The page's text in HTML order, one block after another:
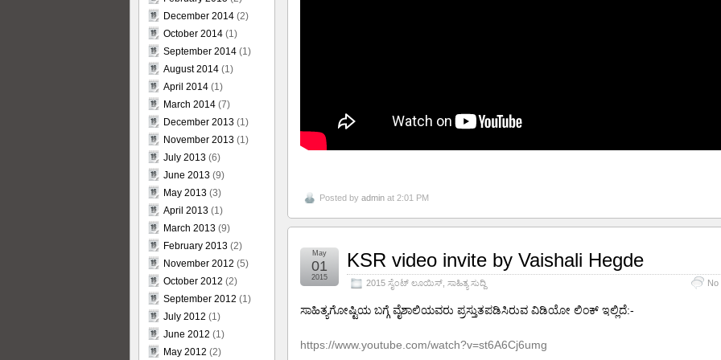
Posted by admin at 2:01 PM
KSR video invite by Vaishali Hegde
2015 ಸೈಂಟ್ ಲೂಯಿಸ್ ಸಾಹಿತ್ಯ ಸುದ್ದಿ No
May
01
2015
ಸಾಹಿತ್ಯಗೋಷ್ಟಿಯ ಬಗ್ಗೆ ವೈಶಾಲಿಯವರು ಪ್ರಸ್ತುತಪಡಿಸಿರುವ ವಿಡಿಯೋ ಲಿಂಕ್ ಇಲ್ಲಿದೆ:-
https://www.youtube.com/watch?v=st6A6Cj6umg
December 2014 (2)
October 2014 (1)
September 2014 (1)
August 2014 (1)
April 2014 (1)
March 2014 (7)
December 2013 (1)
November 2013 (1)
July 2013 (6)
June 2013 (9)
May 2013 (3)
April 2013 (1)
March 2013 (9)
February 2013 (2)
November 2012 (5)
October 2012 (2)
September 2012 (1)
July 2012 (1)
June 2012 (1)
May 2012 (2)